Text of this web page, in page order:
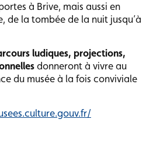
à Brive, mais aussi en
de la tombée de la nuit jusqu’à
ludiques, projections,
donneront à vivre au
du musée à la fois conviviale